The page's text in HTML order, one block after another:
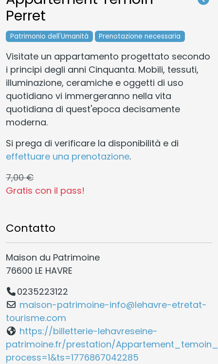
Perret
Patrimonio dell'Umanità Prenotazione necessaria
Visitate un appartamento progettato secondo
i principi degli anni Cinquanta. Mobili, tessuti,
illuminazione, ceramiche e oggetti di uso
quotidiano vi immergeranno nella vita
quotidiana di quest'epoca decisamente
moderna.
Si prega di verificare la disponibilità e di
effettuare una prenotazione.
7,00 €
Gratis con il pass!
Contatto
Maison du Patrimoine
76600 LE HAVRE
0235223122
maison-patrimoine-info@lehavre-etretat-
tourisme.com
https://billetterie-lehavreseine-
patrimoine.fr/prestation/
process=1&ts=1776867042285